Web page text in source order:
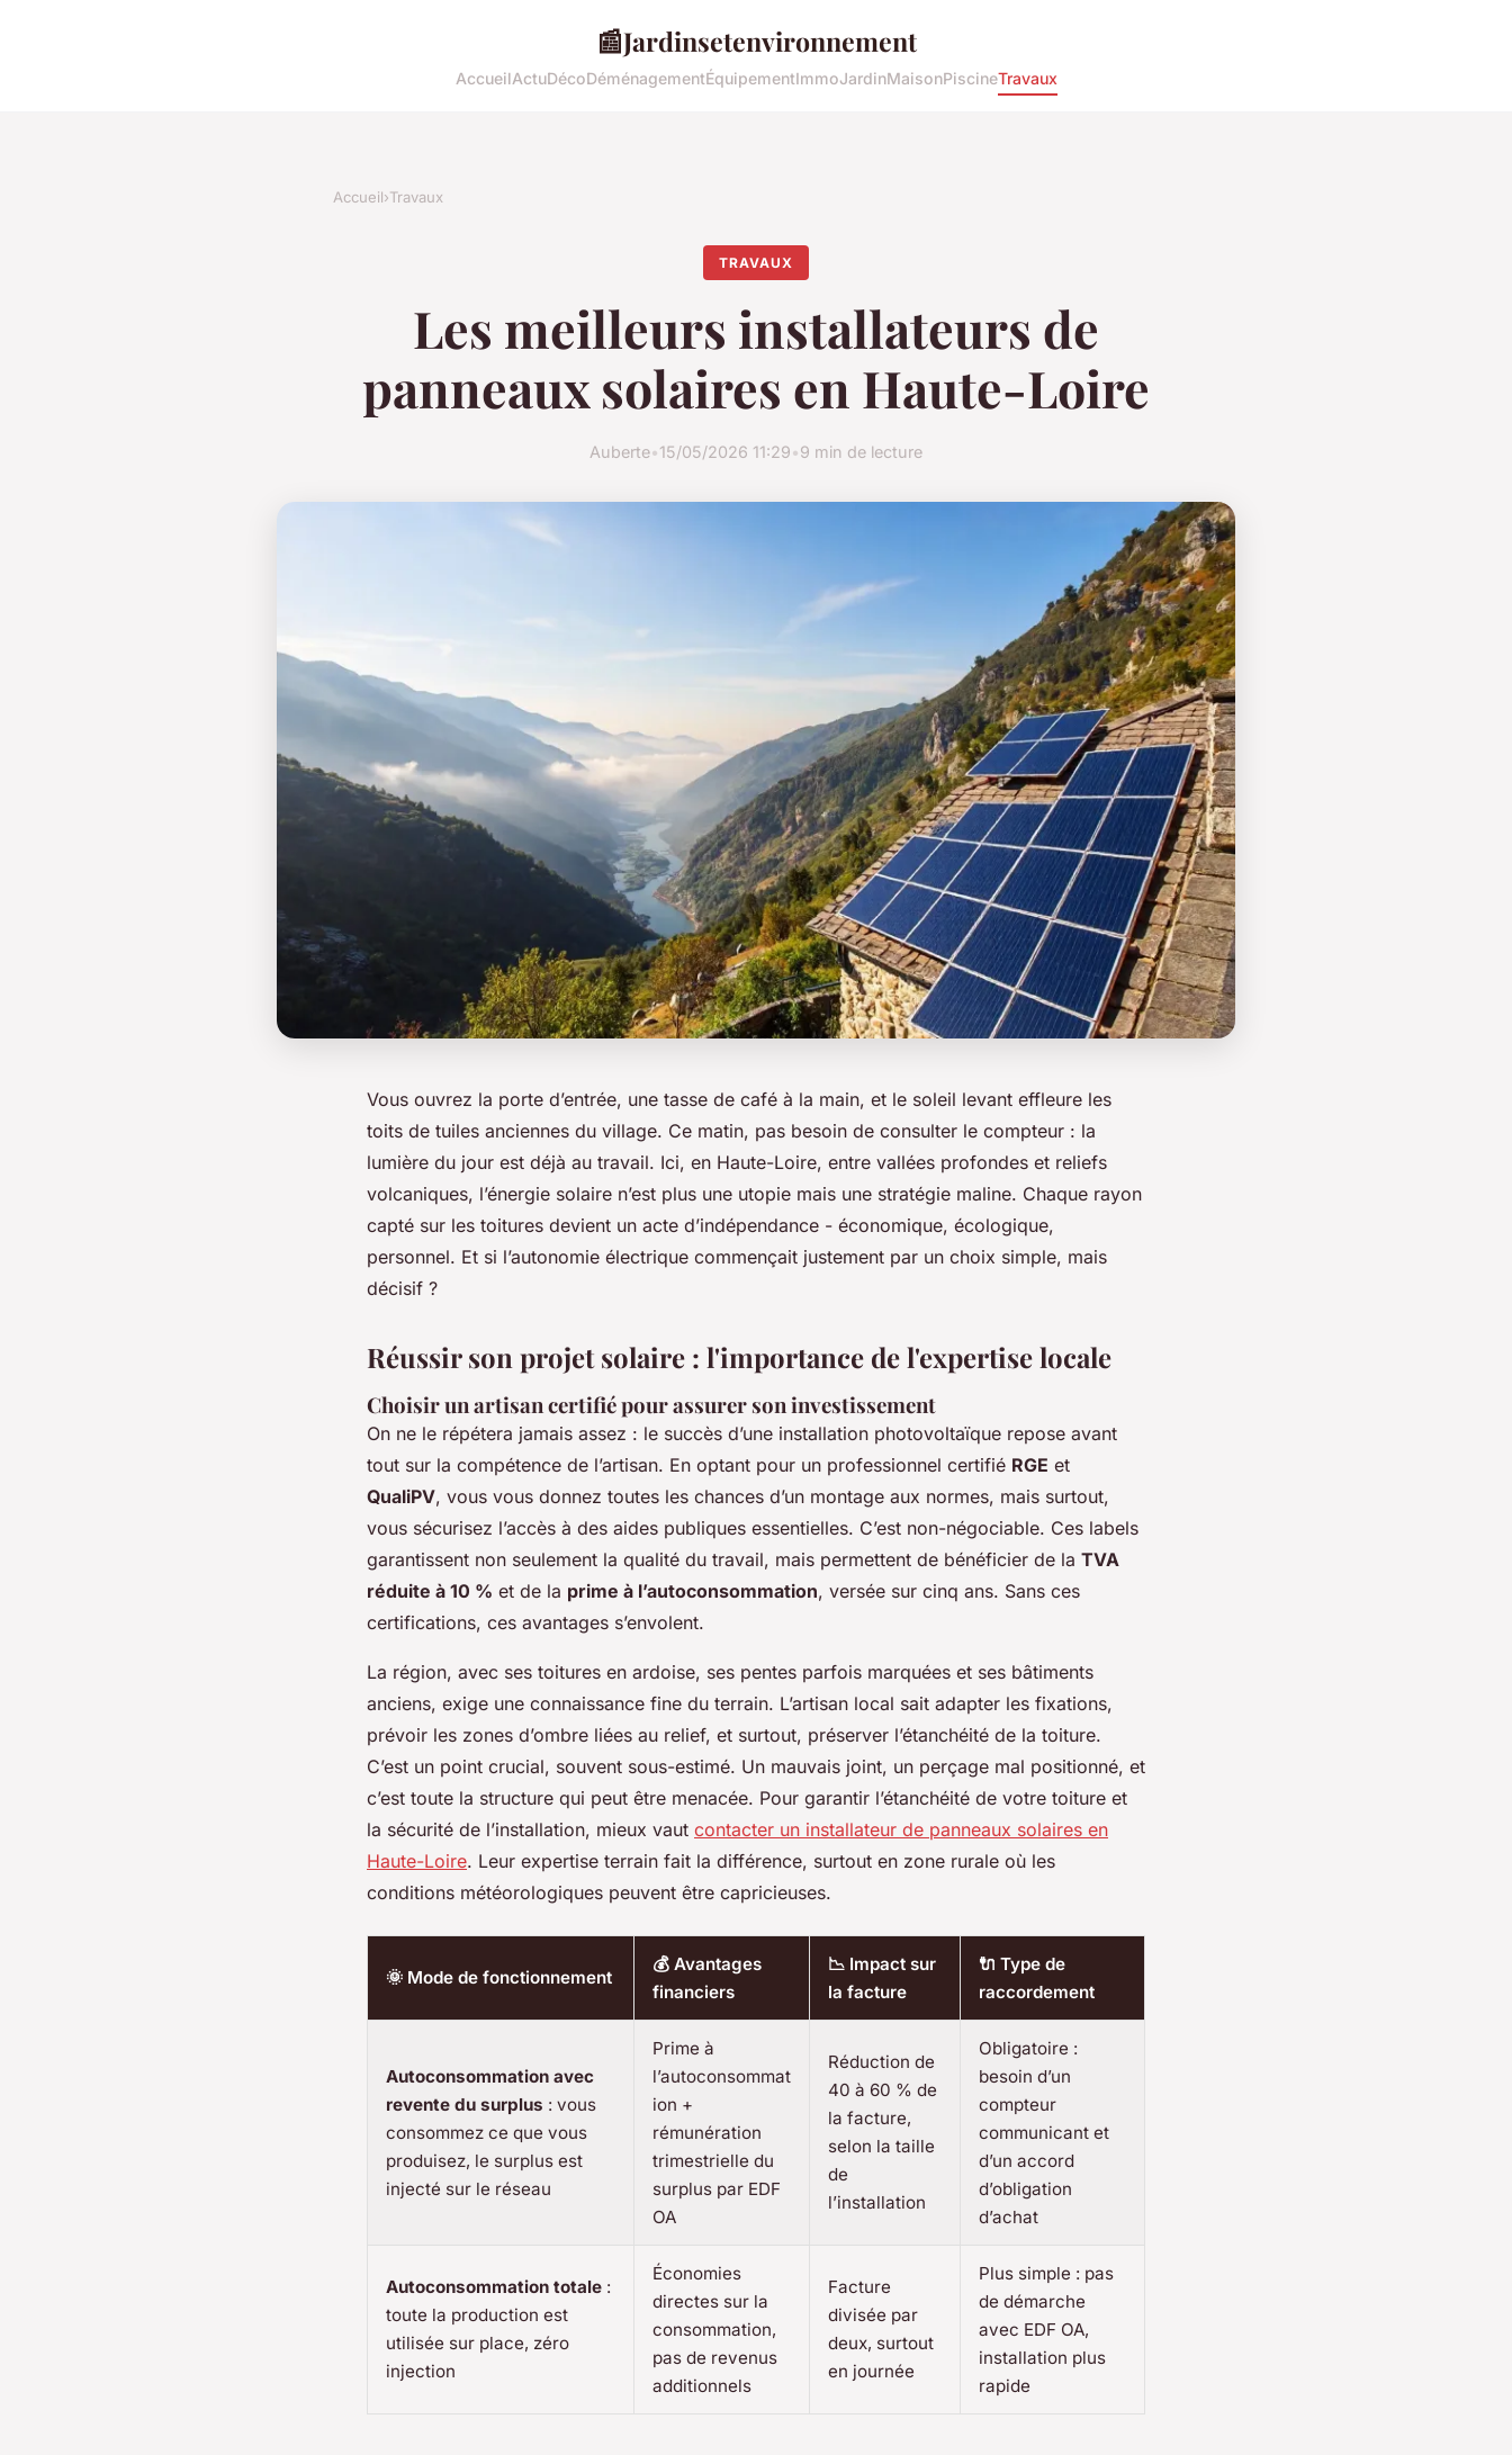
📰Jardinsetenvironnement
AccueilActuDécoDéménagementÉquipementImmoJardinMaisonPiscineTravaux
Accueil›Travaux
TRAVAUX
Les meilleurs installateurs de
panneaux solaires en Haute-Loire
Auberte•15/05/2026 11:29•9 min de lecture
Vous ouvrez la porte d’entrée, une tasse de café à la main, et le soleil levant effleure les
toits de tuiles anciennes du village. Ce matin, pas besoin de consulter le compteur : la
lumière du jour est déjà au travail. Ici, en Haute-Loire, entre vallées profondes et reliefs
volcaniques, l’énergie solaire n’est plus une utopie mais une stratégie maline. Chaque rayon
capté sur les toitures devient un acte d’indépendance - économique, écologique,
personnel. Et si l’autonomie électrique commençait justement par un choix simple, mais
décisif ?
Réussir son projet solaire : l'importance de l'expertise locale
Choisir un artisan certifié pour assurer son investissement
On ne le répétera jamais assez : le succès d’une installation photovoltaïque repose avant
tout sur la compétence de l’artisan. En optant pour un professionnel certifié RGE et
QualiPV, vous vous donnez toutes les chances d’un montage aux normes, mais surtout,
vous sécurisez l’accès à des aides publiques essentielles. C’est non-négociable. Ces labels
garantissent non seulement la qualité du travail, mais permettent de bénéficier de la TVA
réduite à 10 % et de la prime à l’autoconsommation, versée sur cinq ans. Sans ces
certifications, ces avantages s’envolent.
La région, avec ses toitures en ardoise, ses pentes parfois marquées et ses bâtiments
anciens, exige une connaissance fine du terrain. L’artisan local sait adapter les fixations,
prévoir les zones d’ombre liées au relief, et surtout, préserver l’étanchéité de la toiture.
C’est un point crucial, souvent sous-estimé. Un mauvais joint, un perçage mal positionné, et
c’est toute la structure qui peut être menacée. Pour garantir l’étanchéité de votre toiture et
la sécurité de l’installation, mieux vaut contacter un installateur de panneaux solaires en
Haute-Loire. Leur expertise terrain fait la différence, surtout en zone rurale où les
conditions météorologiques peuvent être capricieuses.
🌞 Mode de fonctionnement
💰 Avantages
financiers
📉 Impact sur
la facture
🔌 Type de
raccordement
Autoconsommation avec
revente du surplus : vous
consommez ce que vous
produisez, le surplus est
injecté sur le réseau
Prime à
l’autoconsommat
ion +
rémunération
trimestrielle du
surplus par EDF
OA
Réduction de
40 à 60 % de
la facture,
selon la taille
de
l’installation
Obligatoire :
besoin d’un
compteur
communicant et
d’un accord
d’obligation
d’achat
Autoconsommation totale :
toute la production est
utilisée sur place, zéro
injection
Économies
directes sur la
consommation,
pas de revenus
additionnels
Facture
divisée par
deux, surtout
en journée
Plus simple : pas
de démarche
avec EDF OA,
installation plus
rapide